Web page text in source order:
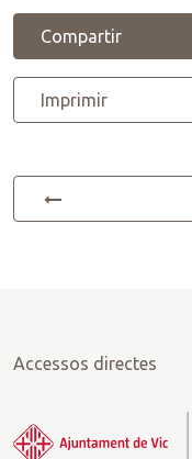
Compartir
Imprimir
Accessos directes